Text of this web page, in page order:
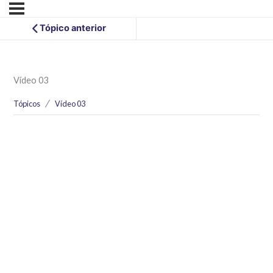
Tópico anterior
Vídeo 03
Tópicos Vídeo 03